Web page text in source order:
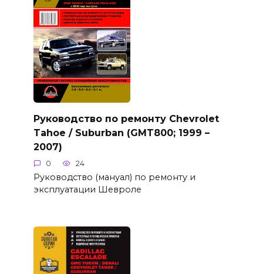
Руководство по ремонту Chevrolet
Tahoe / Suburban (GMT800; 1999 –
2007)
0 24
Руководство (мануал) по ремонту и
эксплуатации Шевроле